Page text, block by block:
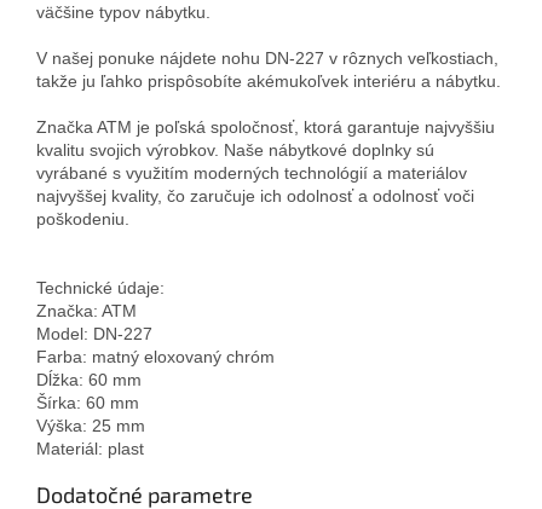
väčšine typov nábytku.
V našej ponuke nájdete nohu DN-227 v rôznych veľkostiach,
takže ju ľahko prispôsobíte akémukoľvek interiéru a nábytku.
Značka ATM je poľská spoločnosť, ktorá garantuje najvyššiu
kvalitu svojich výrobkov. Naše nábytkové doplnky sú
vyrábané s využitím moderných technológií a materiálov
najvyššej kvality, čo zaručuje ich odolnosť a odolnosť voči
poškodeniu.
Technické údaje:
Značka: ATM
Model: DN-227
Farba: matný eloxovaný chróm
Dĺžka: 60 mm
Šírka: 60 mm
Výška: 25 mm
Materiál: plast
Dodatočné parametre